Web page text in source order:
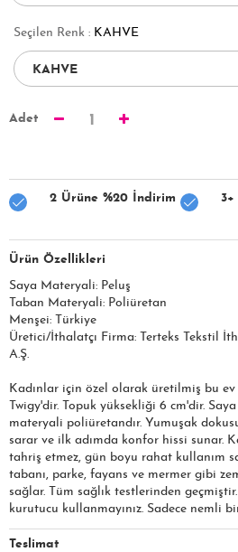
Seçilen Renk : KAHVE
Adet 1
2 Ürüne %20 İndirim
Ürün Özellikleri
Saya Materyali: Peluş
Taban Materyali: Poliüretan
Menşei: Türkiye
Üretici/İthalatçı Firma: Terteks Tekstil
A.Ş.​​​
Kadınlar için özel olarak üretilmiş bu
Twigy'dir. Topuk yüksekliği 6 cm'dir.
materyali poliüretandır. Yumuşak
sarar ve ilk adımda konfor hissi sunar.
tahriş etmez, gün boyu rahat kullanım
tabanı, parke, fayans ve mermer gibi
sağlar. Tüm sağlık testlerinden
kurutucu kullanmayınız. Sadece nemli
Teslimat